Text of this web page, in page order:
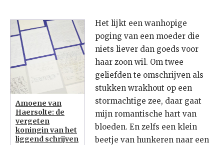
Amoene van
Haersolte: de
vergeten
koningin van het
liggend schrijven
Het lijkt een wanhopige
poging van een moeder die
niets liever dan goeds voor
haar zoon wil. Om twee
geliefden te omschrijven als
stukken wrakhout op een
stormachtige zee, daar gaat
mijn romantische hart van
bloeden. En zelfs een klein
beetje van hunkeren naar een